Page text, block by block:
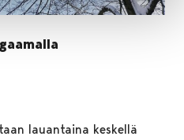
lauantaina keskellä